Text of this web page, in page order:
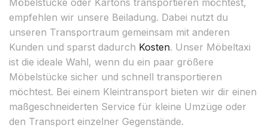
empfehlen wir unsere Beiladung. Dabei nutzt du
unseren Transportraum gemeinsam mit anderen
Kunden und sparst dadurch Kosten. Unser Möbeltaxi
ist die ideale Wahl, wenn du ein paar größere
Möbelstücke sicher und schnell transportieren
möchtest. Bei einem Kleintransport bieten wir dir einen
maßgeschneiderten Service für kleine Umzüge oder
den Transport einzelner Gegenstände.